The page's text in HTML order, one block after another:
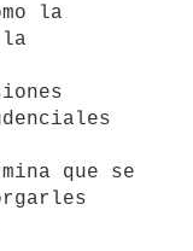
la
la
que se